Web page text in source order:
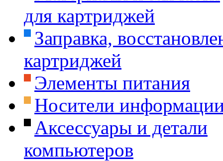
для картриджей
Заправка,
картриджей
Элементы питания
Носители
Аксессуары и детали
компьютеров